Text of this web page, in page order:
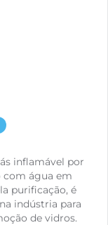
inflamável por
com água em
purificação, é
indústria para
de vidros.